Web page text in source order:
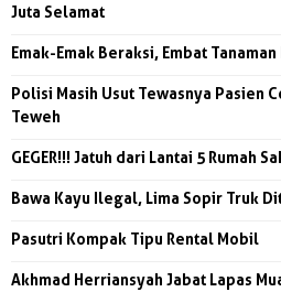
Juta Selamat
Emak-Emak Beraksi, Embat Tanaman
Polisi Masih Usut Tewasnya Pasien
Teweh
GEGER!!! Jatuh dari Lantai 5 Rumah
Bawa Kayu Ilegal, Lima Sopir Truk
Pasutri Kompak Tipu Rental Mobil
Akhmad Herriansyah Jabat Lapas